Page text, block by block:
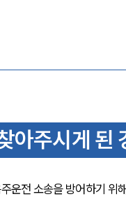
아주시게 된
운전 소송을 방어하기